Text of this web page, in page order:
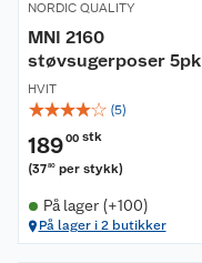
NORDIC QUALITY
MNI 2160
støvsugerposer 5pk
HVIT
☆☆☆☆☆ (5)
18900 stk
(3780 per stykk)
På lager (+100)
På lager i 2 butikker